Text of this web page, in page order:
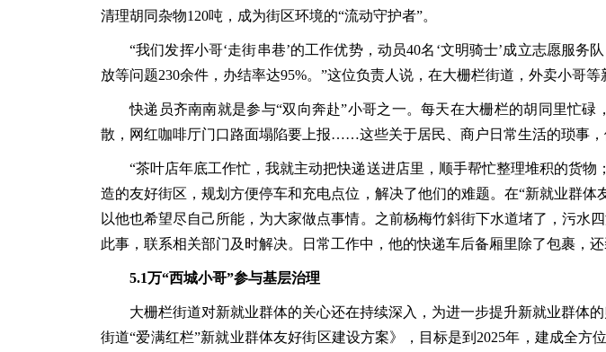
清理胡同杂物120吨，成为街区环境的“流动守护者”。
“我们发挥小哥‘走街串巷’的工作优势，动员40名‘文明骑士’成立志愿服
放等问题230余件，办结率达95%。”这位负责人说，在大栅栏街道，外卖小哥
快递员齐南南就是参与“双向奔赴”小哥之一。每天在大栅栏的胡同里忙
散，网红咖啡厅门口路面塌陷要上报……这些关于居民、商户日常生活的琐事，
“茶叶店年底工作忙，我就主动把快递送进店里，顺手帮忙整理堆积的货
造的友好街区，规划方便停车和充电点位，解决了他们的难题。在“新就业群
以他也希望尽自己所能，为大家做点事情。之前杨梅竹斜街下水道堵了，污水
此事，联系相关部门及时解决。日常工作中，他的快递车后备厢里除了包裹，
5.1万“西城小哥”参与基层治理
大栅栏街道对新就业群体的关心还在持续深入，为进一步提升新就业群体
街道“爱满红栏”新就业群体友好街区建设方案》，目标是到2025年，建成全